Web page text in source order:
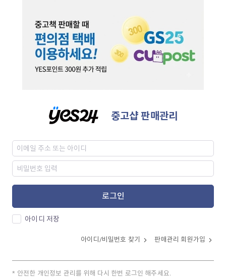
중고샵 판매관리
로그인
아이디 저장
아이디/비밀번호 찾기 판매관리 회원가입
안전한 개인정보 관리를 위해 다시 한번 로그인 해주세요.